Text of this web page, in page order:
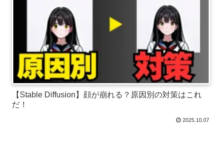
【Stable Diffusion】顔が崩れる？原因別の対策はこれ
だ！
2025.10.07